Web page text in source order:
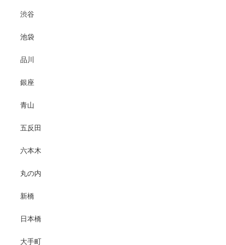
渋谷
池袋
品川
銀座
青山
五反田
六本木
丸の内
新橋
日本橋
大手町